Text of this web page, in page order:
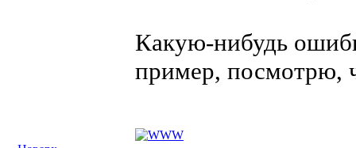
Какую-нибудь
пример, посмотрю,